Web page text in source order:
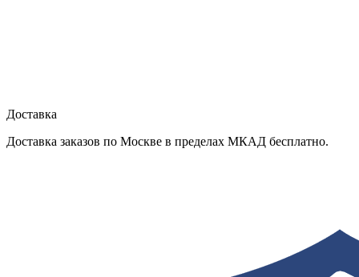
Доставка
Доставка заказов по Москве в пределах МКАД бесплатно.